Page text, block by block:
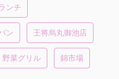
ンチ
ン 王将烏丸御池店
野菜グリル 錦市場